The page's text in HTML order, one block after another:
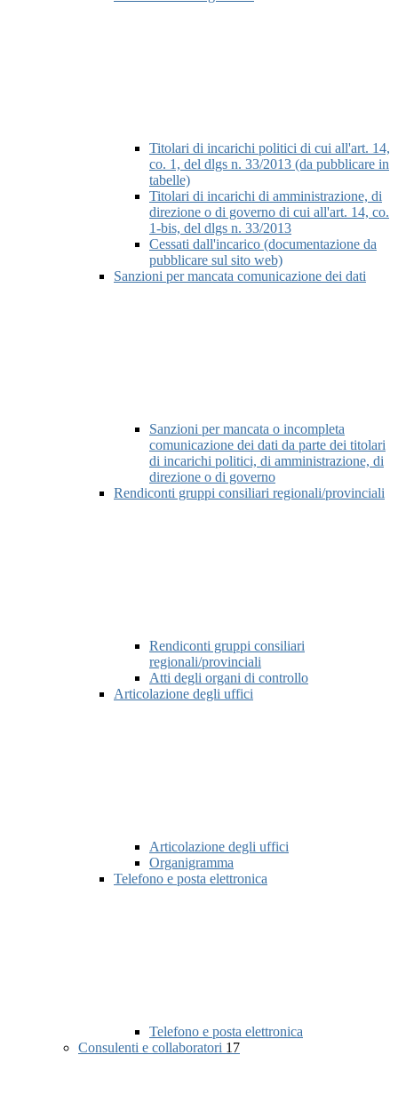
Titolari di incarichi politici di cui all'art. 14,
co. 1, del dlgs n. 33/2013 (da pubblicare in
tabelle)
Titolari di incarichi di amministrazione, di
direzione o di governo di cui all'art. 14, co.
1-bis, del dlgs n. 33/2013
Cessati dall'incarico (documentazione da
pubblicare sul sito web)
Sanzioni per mancata comunicazione dei dati
Sanzioni per mancata o incompleta
comunicazione dei dati da parte dei titolari
di incarichi politici, di amministrazione, di
direzione o di governo
Rendiconti gruppi consiliari regionali/provinciali
Rendiconti gruppi consiliari
regionali/provinciali
Atti degli organi di controllo
Articolazione degli uffici
Articolazione degli uffici
Organigramma
Telefono e posta elettronica
Telefono e posta elettronica
Consulenti e collaboratori 17